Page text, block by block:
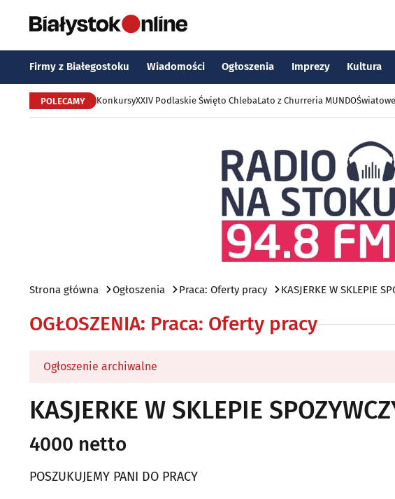
Firmy z Białegostoku Wiadomości Ogłoszenia Imprezy Kultura
POLECAMY KonkursyXXIV Podlaskie Święto ChlebaLato z Churreria MUNDO
Strona główna Ogłoszenia Praca: Oferty pracy KASJERKE W SKLEPIE
OGŁOSZENIA: Praca: Oferty pracy
Ogłoszenie archiwalne
KASJERKE W SKLEPIE
4000 netto
POSZUKUJEMY PANI DO PRACY